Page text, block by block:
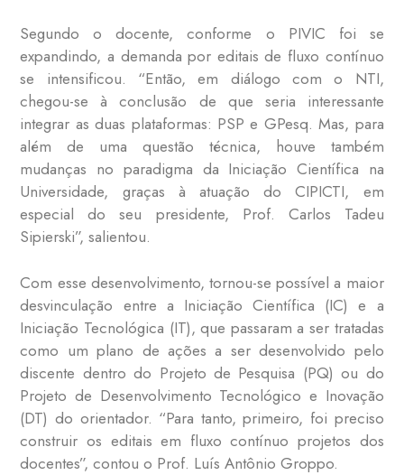
Segundo o docente, conforme o PIVIC foi se
expandindo, a demanda por editais de fluxo contínuo
se intensificou. “Então, em diálogo com o NTI,
chegou-se à conclusão de que seria interessante
integrar as duas plataformas: PSP e GPesq. Mas, para
além de uma questão técnica, houve também
mudanças no paradigma da Iniciação Científica na
Universidade, graças à atuação do CIPICTI, em
especial do seu presidente, Prof. Carlos Tadeu
Sipierski”, salientou.
Com esse desenvolvimento, tornou-se possível a maior
desvinculação entre a Iniciação Científica (IC) e a
Iniciação Tecnológica (IT), que passaram a ser tratadas
como um plano de ações a ser desenvolvido pelo
discente dentro do Projeto de Pesquisa (PQ) ou do
Projeto de Desenvolvimento Tecnológico e Inovação
(DT) do orientador. “Para tanto, primeiro, foi preciso
construir os editais em fluxo contínuo projetos dos
docentes”, contou o Prof. Luís Antônio Groppo.